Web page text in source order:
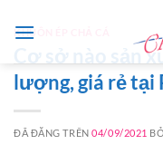
đến
dung
KHUÔN ÉP CHẢ CÁ
Cơ sở nào sản
lượng, giá rẻ tại
ĐÃ ĐĂNG TRÊN04/09/2021